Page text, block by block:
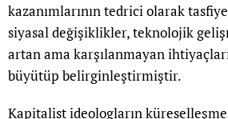
kazanımlarının tedrici olarak
siyasal değişiklikler, teknolojik
artan ama karşılanmayan
büyütüp belirginleştirmiştir.
Kapitalist ideologların küreselleşme